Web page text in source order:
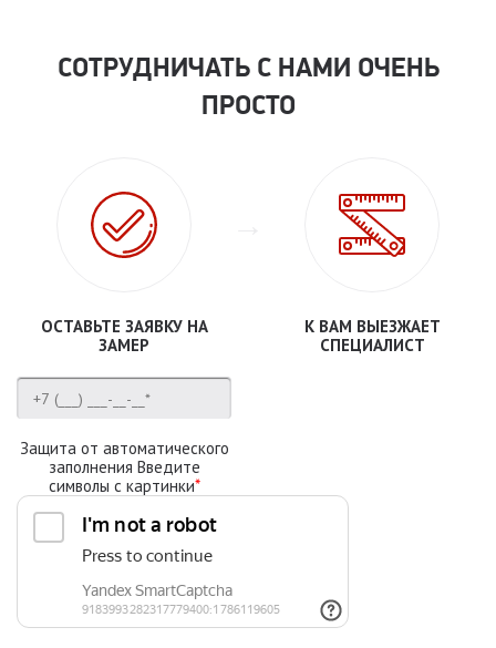
СОТРУДНИЧАТЬ С НАМИ ОЧЕНЬ
ПРОСТО
ОСТАВЬТЕ ЗАЯВКУ НА
ЗАМЕР
Защита от автоматического
заполнения Введите
символы с картинки*
К ВАМ ВЫЕЗЖАЕТ
СПЕЦИАЛИСТ